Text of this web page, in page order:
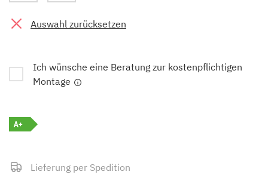
Auswahl zurücksetzen
Ich wünsche eine Beratung zur kostenpflichtigen
Montage
A+
Lieferung per Spedition